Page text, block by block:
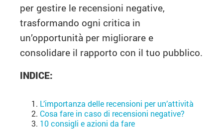
per gestire le recensioni negative,
trasformando ogni critica in
un’opportunità per migliorare e
consolidare il rapporto con il tuo pubblico.
INDICE:
L’importanza delle recensioni per un’attività
Cosa fare in caso di recensioni negative?
10 consigli e azioni da fare